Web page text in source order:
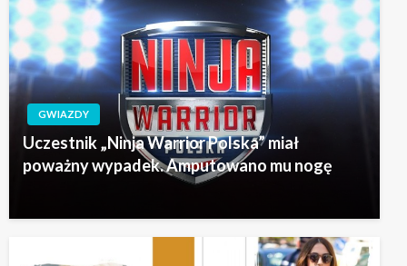
GWIAZDY
Uczestnik „Ninja Warrior Polska” miał
poważny wypadek. Amputowano mu nogę